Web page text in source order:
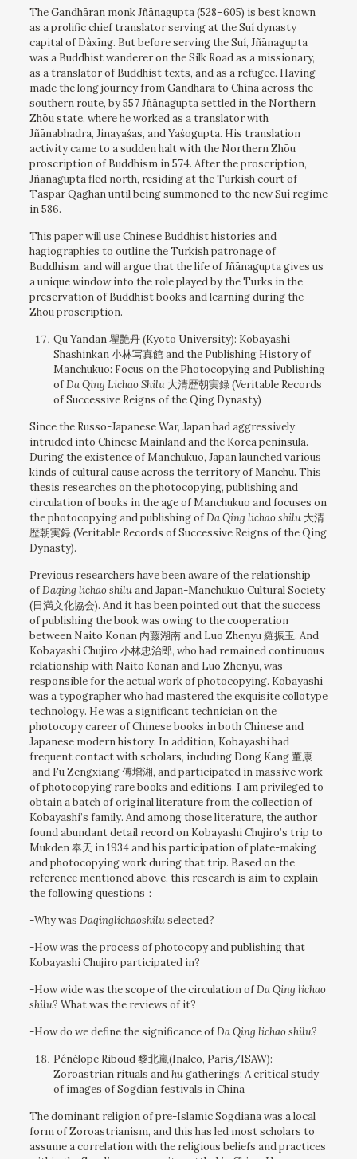
The Gandhāran monk Jñānagupta (528–605) is best known
as a prolific chief translator serving at the Suí dynasty
capital of Dàxīng. But before serving the Suí, Jñānagupta
was a Buddhist wanderer on the Silk Road as a missionary,
as a translator of Buddhist texts, and as a refugee. Having
made the long journey from Gandhāra to China across the
southern route, by 557 Jñānagupta settled in the Northern
Zhōu state, where he worked as a translator with
Jñānabhadra, Jinayaśas, and Yaśogupta. His translation
activity came to a sudden halt with the Northern Zhōu
proscription of Buddhism in 574. After the proscription,
Jñānagupta fled north, residing at the Turkish court of
Taspar Qaghan until being summoned to the new Suí regime
in 586.
This paper will use Chinese Buddhist histories and
hagiographies to outline the Turkish patronage of
Buddhism, and will argue that the life of Jñānagupta gives us
a unique window into the role played by the Turks in the
preservation of Buddhist books and learning during the
Zhōu proscription.
Qu Yandan 瞿艷丹 (Kyoto University): Kobayashi
Shashinkan 小林写真館 and the Publishing History of
Manchukuo: Focus on the Photocopying and Publishing
ofDa Qing LichaoShilu大清歴朝実録 (Veritable Records
of Successive Reigns of the Qing Dynasty)
Since the Russo-Japanese War, Japan had aggressively
intruded into Chinese Mainland and the Korea peninsula.
During the existence of Manchukuo, Japan launched various
kinds of cultural cause across the territory of Manchu. This
thesis researches on the photocopying, publishing and
circulation of books in the age of Manchukuo and focuses on
the photocopying and publishing ofDa Qing lichao shilu 大清
歴朝実録 (Veritable Records of Successive Reigns of the Qing
Dynasty).
Previous researchers have been aware of the relationship
ofDaqing lichao shiluand Japan-Manchukuo Cultural Society
(日満文化協会). And it has been pointed out that the success
of publishing the book was owing to the cooperation
between Naito Konan 内藤湖南 and Luo Zhenyu 羅振玉. And
Kobayashi Chujiro 小林忠治郎, who had remained continuous
relationship with Naito Konan and Luo Zhenyu, was
responsible for the actual work of photocopying. Kobayashi
was a typographer who had mastered the exquisite collotype
technology. He was a significant technician on the
photocopy career of Chinese books in both Chinese and
Japanese modern history. In addition, Kobayashi had
frequent contact with scholars, including Dong Kang 董康
and Fu Zengxiang 傅增湘, and participated in massive work
of photocopying rare books and editions. I am privileged to
obtain a batch of original literature from the collection of
Kobayashi’s family. And among those literature, the author
found abundant detail record on Kobayashi Chujiro’s trip to
Mukden 奉天 in 1934 and his participation of plate-making
and photocopying work during that trip. Based on the
reference mentioned above, this research is aim to explain
the following questions：
-Why was Daqinglichaoshiluselected?
-How was the process of photocopy and publishing that
Kobayashi Chujiro participated in?
-How wide was the scope of the circulation ofDa Qing lichao
shilu? What was the reviews of it?
-How do we define the significance ofDa Qing lichao shilu?
Pénélope Riboud 黎北嵐(Inalco, Paris/ISAW):
Zoroastrian rituals andhugatherings: A critical study
of images of Sogdian festivals in China
The dominant religion of pre-Islamic Sogdiana was a local
form of Zoroastrianism, and this has led most scholars to
assume a correlation with the religious beliefs and practices